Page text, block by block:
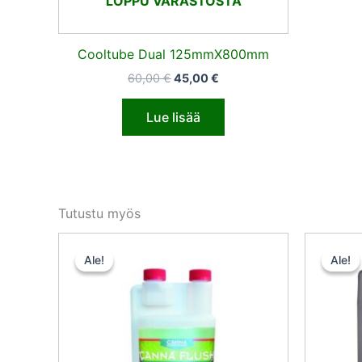
Cooltube Dual 125mmX800mm
60,00€45,00€
Lue lisää
Tutustu myös
Ale!
Ale!
oli:
15,50 €.
Ale!
Ale!